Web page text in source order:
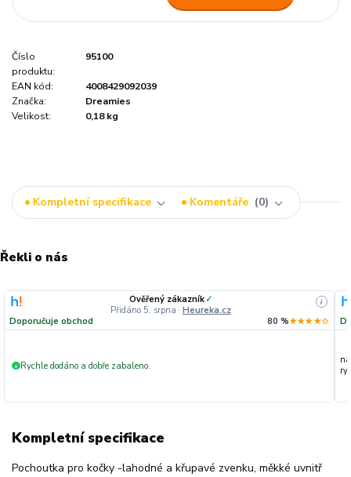
Číslo
produktu:
95100
EAN kód:
4008429092039
Značka:
Dreamies
Velikost:
0,18 kg
Kompletní specifikace Komentáře 0
Řekli o nás
Ověřený zákazník✓
Přidáno 5. srpna · Heureka.cz
i
Doporučuje obchod 80 %★★★★☆
+ Rychle dodáno a dobře zabaleno.
Kompletní specifikace
Pochoutka pro kočky -lahodné a křupavé zvenku, měkké uvnitř